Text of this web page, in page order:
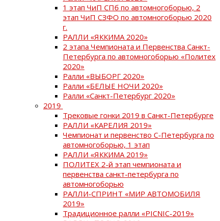
1 этап ЧиП СПб по автомногоборью, 2
этап ЧиП СЗФО по автомногоборью 2020
г.
РАЛЛИ «ЯККИМА 2020»
2 этапа Чемпионата и Первенства Санкт-
Петербурга по автомногоборью «Политех
2020»
Ралли «ВЫБОРГ 2020»
Ралли «БЕЛЫЕ НОЧИ 2020»
Ралли «Санкт-Петербург 2020»
2019
Трековые гонки 2019 в Санкт-Петербурге
РАЛЛИ «КАРЕЛИЯ 2019»
Чемпионат и первенство С-Петербурга по
автомногоборью, 1 этап
РАЛЛИ «ЯККИМА 2019»
ПОЛИТЕХ 2-й этап чемпионата и
первенства санкт-петербурга по
автомногоборью
РАЛЛИ-СПРИНТ «МИР АВТОМОБИЛЯ
2019»
Традиционное ралли «PICNIC-2019»